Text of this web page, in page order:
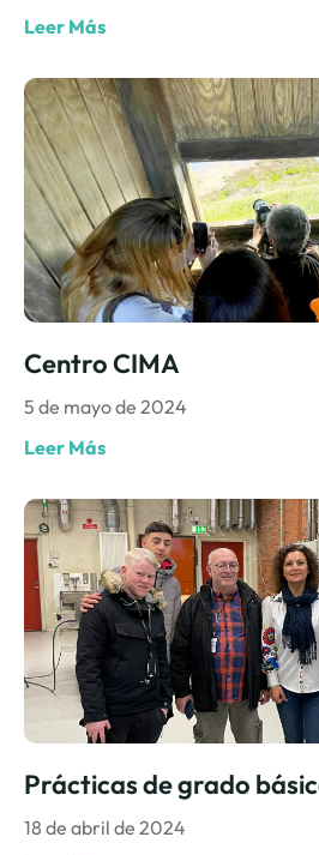
Leer Más
Centro CIMA
5 de mayo de 2024
Leer Más
Prácticas de grado
18 de abril de 2024